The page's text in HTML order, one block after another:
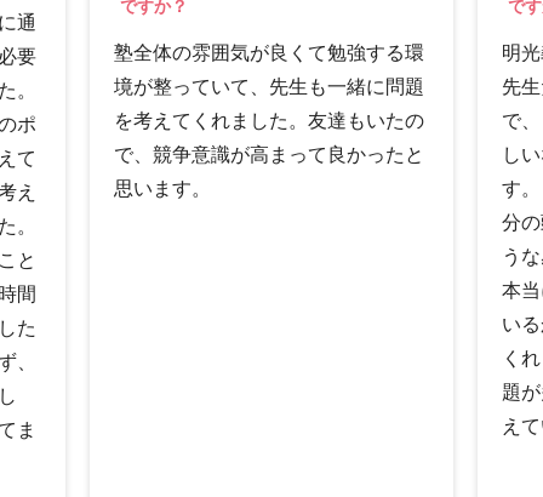
通
要
。
ポ
て
え
。
と
間
た
、
ま
ですか？
塾全体の雰囲気が良くて勉強する環
境が整っていて、先生も一緒に問題
を考えてくれました。友達もいたの
で、競争意識が高まって良かったと
思います。
で
明
先
で
し
す
分
う
本
い
く
題
え